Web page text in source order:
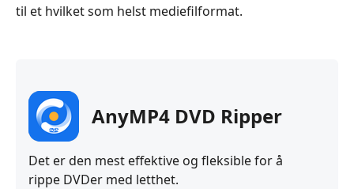
til et hvilket som helst mediefilformat.
AnyMP4 DVD Ripper
Det er den mest effektive og fleksible for å
rippe DVDer med letthet.